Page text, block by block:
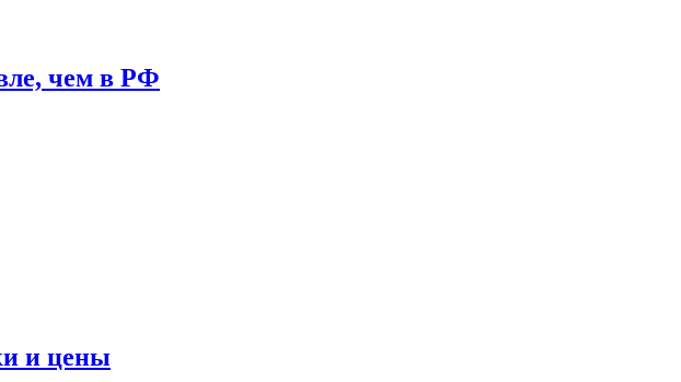
чем в РФ
и цены